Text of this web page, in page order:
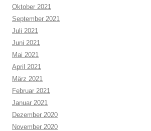
Oktober 2021
September 2021
Juli 2021
Juni 2021
Mai 2021
April 2021
März 2021
Februar 2021
Januar 2021
Dezember 2020
November 2020